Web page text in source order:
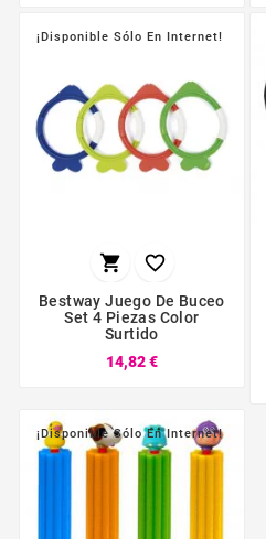
¡Disponible Sólo En Internet!
 
Bestway Juego De Buceo
Set 4 Piezas Color
Surtido
14,82 €
¡Disponible Sólo En Internet!